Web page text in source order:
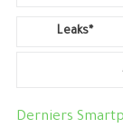
Leaks*
Derniers